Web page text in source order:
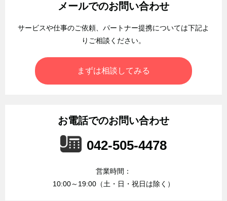
メールでのお問い合わせ
サービスや仕事のご依頼、パートナー提携については下記よ
りご相談ください。
まずは相談してみる
お電話でのお問い合わせ
042-505-4478
営業時間：
10:00～19:00（土・日・祝日は除く）